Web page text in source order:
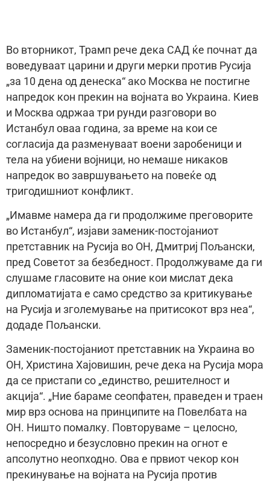
Во вторникот, Трамп рече дека САД ќе почнат да
воведуваат царини и други мерки против Русија
„за 10 дена од денеска“ ако Москва не постигне
напредок кон прекин на војната во Украина. Киев
и Москва одржаа три рунди разговори во
Истанбул оваа година, за време на кои се
согласија да разменуваат воени заробеници и
тела на убиени војници, но немаше никаков
напредок во завршувањето на повеќе од
тригодишниот конфликт.
„Имавме намера да ги продолжиме преговорите
во Истанбул“, изјави заменик-постојаниот
претставник на Русија во ОН, Дмитриј Пољански,
пред Советот за безбедност. Продолжуваме да ги
слушаме гласовите на оние кои мислат дека
дипломатијата е само средство за критикување
на Русија и зголемување на притисокот врз неа“,
додаде Пољански.
Заменик-постојаниот претставник на Украина во
ОН, Христина Хајовишин, рече дека на Русија мора
да се пристапи со „единство, решителност и
акција“. „Ние бараме сеопфатен, праведен и траен
мир врз основа на принципите на Повелбата на
ОН. Ништо помалку. Повторуваме – целосно,
непосредно и безусловно прекин на огнот е
апсолутно неопходно. Ова е првиот чекор кон
прекинување на војната на Русија против